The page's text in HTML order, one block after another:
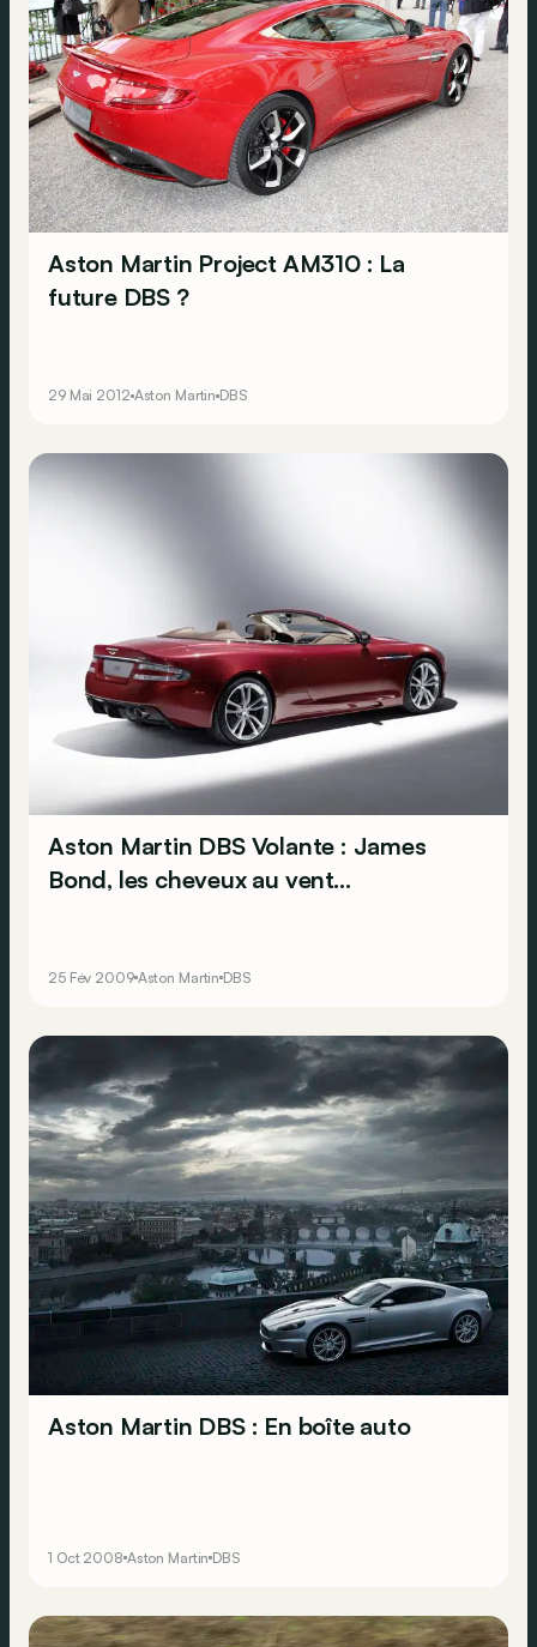
Aston Martin Project AM310 : La
future DBS ?
29 Mai 2012 Aston Martin DBS
Aston Martin DBS Volante : James
Bond, les cheveux au vent…
25 Fév 2009 Aston Martin DBS
Aston Martin DBS : En boîte auto
1 Oct 2008 Aston Martin DBS